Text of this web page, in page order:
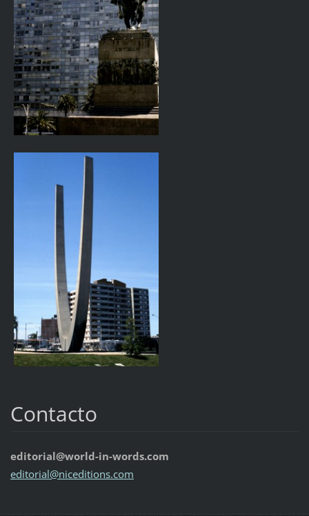
Contacto
editorial@world-in-words.com
editorial@niceditions.com